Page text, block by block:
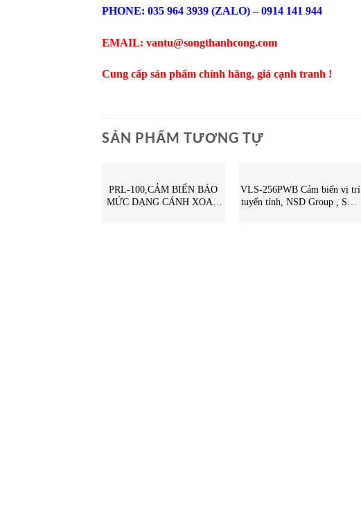
PHONE: 035 964 3939 (ZALO) – 0914 141 944
EMAIL: vantu@songthanhcong.com
Cung cấp sản phẩm chính hãng, giá cạnh tranh !
SẢN PHẨM TƯƠNG TỰ
PRL-100,CẢM BIẾN BÁO
MỨC DẠNG CÁNH XOAY,
VLS-256PWB Cảm biến vị trí
tuyến tính, NSD Group , STC